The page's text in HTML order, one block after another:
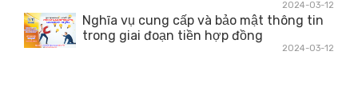
2024-03-12
Nghĩa vụ cung cấp và bảo mật thông tin
trong giai đoạn tiền hợp đồng
2024-03-12